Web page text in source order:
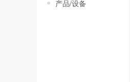
产品/设备